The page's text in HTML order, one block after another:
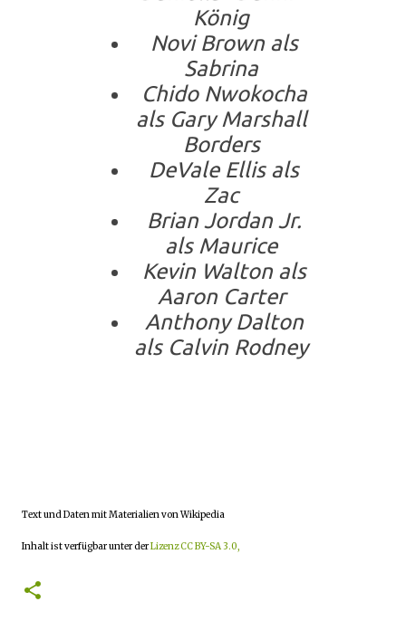
König
Novi Brown als
Sabrina
Chido Nwokocha
als Gary Marshall
Borders
DeVale Ellis als
Zac
Brian Jordan Jr.
als Maurice
Kevin Walton als
Aaron Carter
Anthony Dalton
als Calvin Rodney
Text und Daten mit Materialien von Wikipedia
Inhalt ist verfügbar unter derLizenz CC BY-SA 3.0,